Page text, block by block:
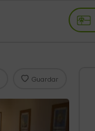
Guardar